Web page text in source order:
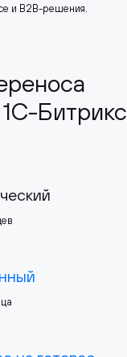
и B2B-решения.
Битрикс